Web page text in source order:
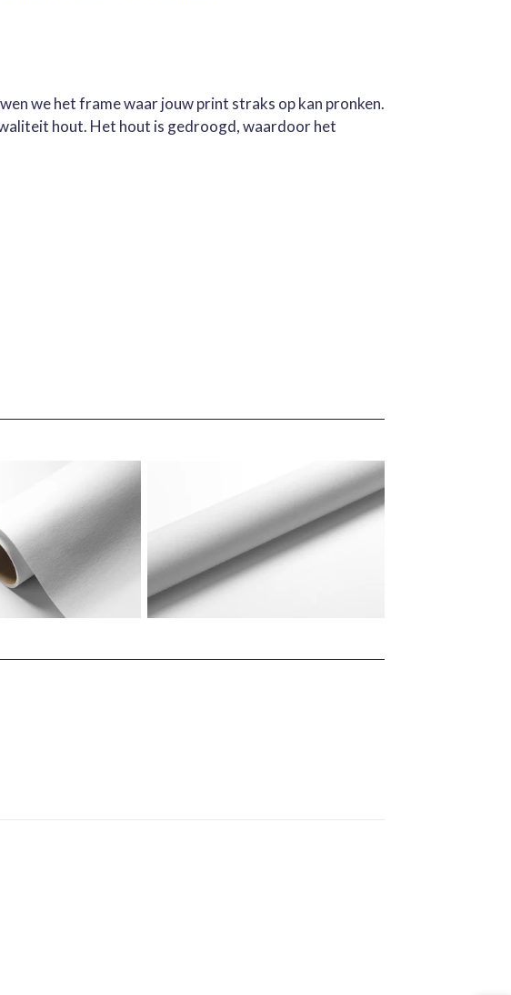
we het frame waar jouw print straks op kan pronken.
hout. Het hout is gedroogd, waardoor het